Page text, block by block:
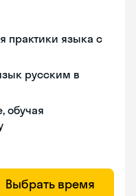
практики языка с
русским в
обучая
Выбрать время